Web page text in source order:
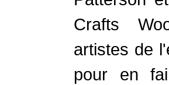
Crafts
artistes de
pour en